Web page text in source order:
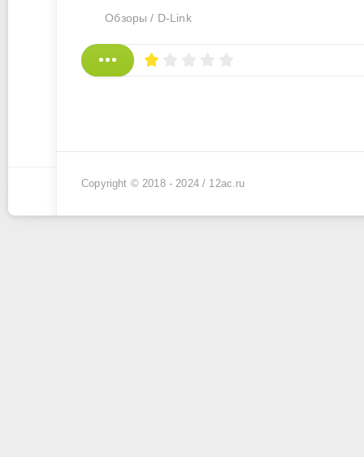
Обзоры / D-Link
Copyright © 2018 - 2024 / 12ac.ru